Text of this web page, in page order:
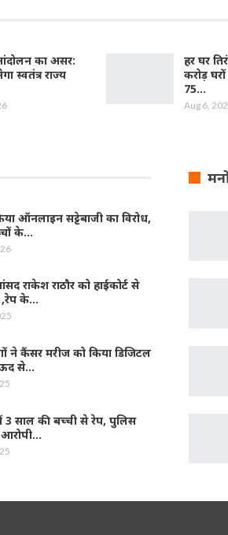
का असर:
स्वतंत्र राज्य
हर घर
करोड़
75…
Aug 6,
ऑनलाइन सट्टेबाजी का विरोध,
के…
राकेश राठौर को हाईकोर्ट से
,रेप के…
ने कैंसर मरीज को किया डिजिटल
से…
साल की बच्ची से रेप, पुलिस